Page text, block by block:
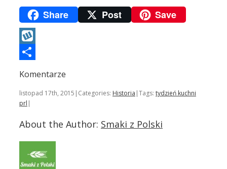
Share Post Save
Wykop
Komentarze
listopad 17th, 2015 | Categories: Historia |Tags: tydzień kuchni
prl |
About the Author: Smaki z Polski